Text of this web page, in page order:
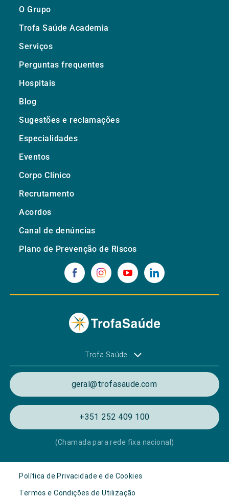
O Grupo
Trofa Saúde Academia
Serviços
Perguntas frequentes
Hospitais
Blog
Sugestões e reclamações
Especialidades
Eventos
Corpo Clínico
Recrutamento
Acordos
Canal de denúncias
Plano de Prevenção de Riscos
Trofa Saúde
geral@trofasaude.com
+351 252 409 100
(Chamada para rede fixa nacional)
Política de Privacidade e de Cookies
Termos e Condições de Utilização